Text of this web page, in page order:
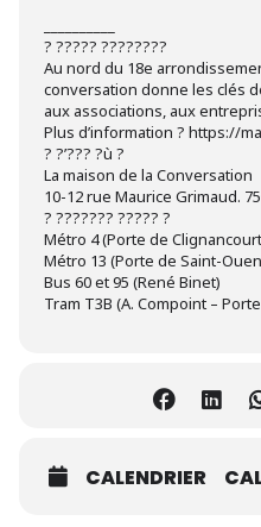
? ????? ????????
Au nord du 18e
conversation donne les clés
aux associations, aux
Plus d’information ? https://
? ?’??? ?ù ?
La maison de la Conversation
10-12 rue Maurice Grimaud.
? ??????? ????? ?
Métro 4 (Porte de
Métro 13 (Porte de Saint-
Bus 60 et 95 (René Binet)
Tram T3B (A. Compoint –
CALENDRIER